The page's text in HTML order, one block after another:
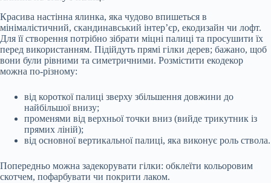
Красива настінна ялинка, яка чудово впишеться в
мінімалістичний, скандинавський інтер’єр, екодизайн чи лофт.
Для її створення потрібно зібрати міцні палиці та просушити їх
перед використанням. Підійдуть прямі гілки дерев; бажано, щоб
вони були рівними та симетричними. Розмістити екодекор
можна по-різному:
від короткої палиці зверху збільшення довжини до
найбільшої внизу;
променями від верхньої точки вниз (вийде трикутник із
прямих ліній);
від основної вертикальної палиці, яка виконує роль ствола.
Попередньо можна задекорувати гілки: обклеїти кольоровим
скотчем, пофарбувати чи покрити лаком.